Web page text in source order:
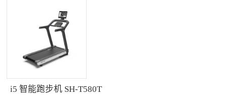
i5 智能跑步机 SH-T580T